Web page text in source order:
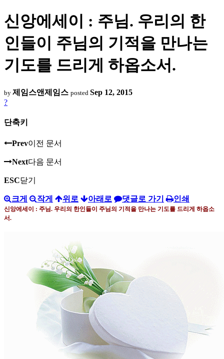
신앙에세이 : 주님. 우리의 한
인들이 주님의 기적을 만나는
기도를 드리게 하옵소서.
by 제임스앤제임스 posted Sep 12, 2015
?
단축키
Prev이전 문서
Next다음 문서
ESC닫기
크게 작게 위로 아래로 댓글로 가기 인쇄
신앙에세이 : 주님. 우리의 한인들이 주님의 기적을 만나는 기도를 드리게 하옵소
서.